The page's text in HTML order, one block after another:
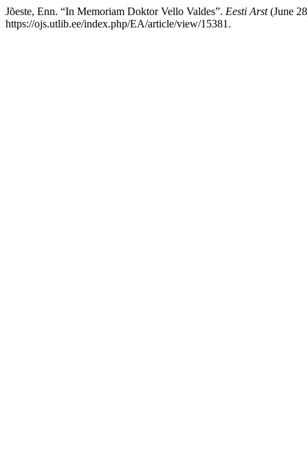
Jõeste, Enn. “In Memoriam Doktor Vello Valdes”. Eesti Arst(June
https://ojs.utlib.ee/index.php/EA/article/view/15381.